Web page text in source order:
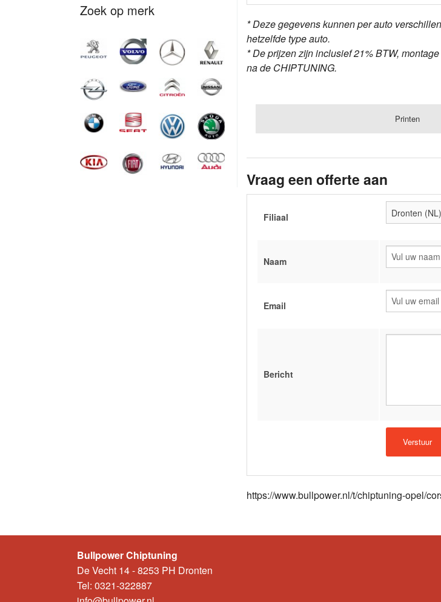
Zoek op merk
* Deze gegevens kunnen per auto
hetzelfde type auto.
* De prijzen zijn inclusief 21% BTW,
na de CHIPTUNING.
Printen
Vraag een offerte aan
Filiaal
Naam
Email
Bericht
https://www.bullpower.nl/t/chiptuning-opel/
Bullpower Chiptuning
De Vecht 14 - 8253 PH Dronten
Tel: 0321-322887